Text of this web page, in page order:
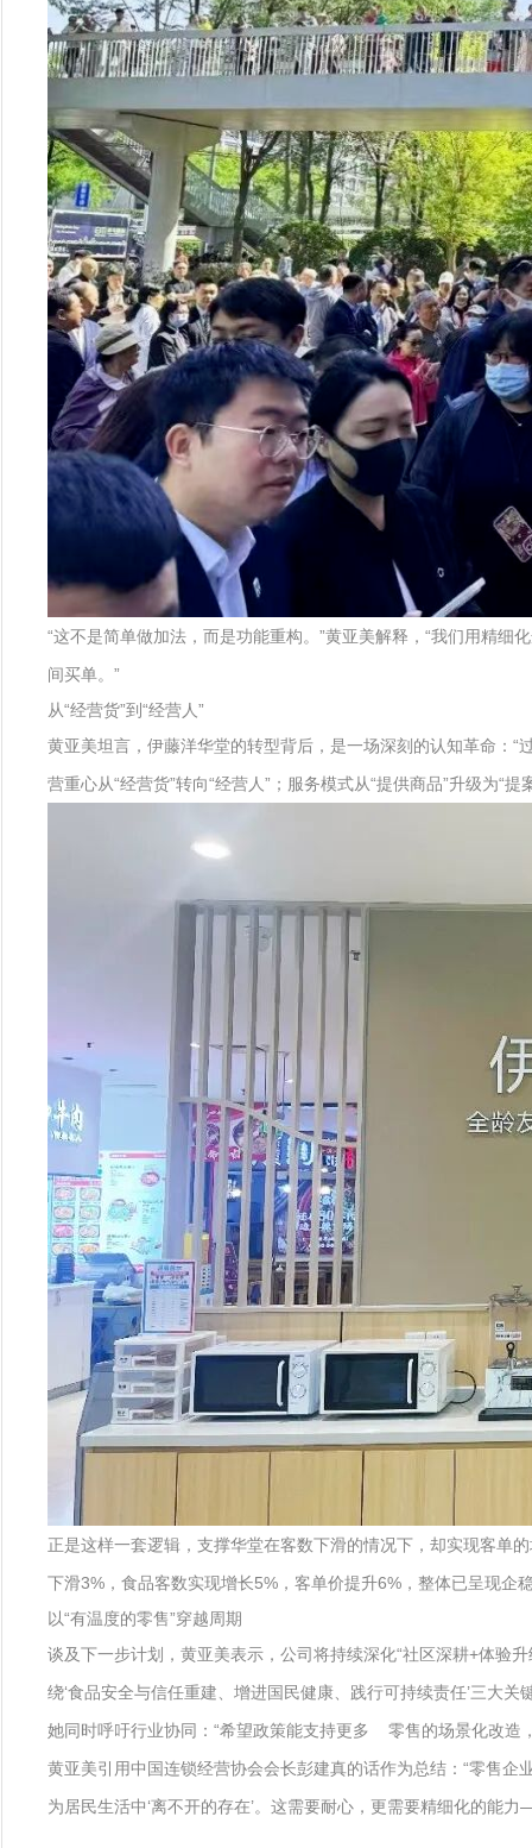
“这不是简单做加法，而是功能重构。”黄亚美解释，“我们用精
间买单。”
从“经营货”到“经营人”
黄亚美坦言，伊藤洋华堂的转型背后，是一场深刻的认知革命：“
营重心从“经营货”转向“经营人”；服务模式从“提供商品”升级为“提
正是这样一套逻辑，支撑华堂在客数下滑的情况下，却实现客单
下滑3%，食品客数实现增长5%，客单价提升6%，整体已呈现企
以“有温度的零售”穿越周期
谈及下一步计划，黄亚美表示，公司将持续深化“社区深耕+体验
绕‘食品安全与信任重建、增进国民健康、践行可持续责任’三大关
她同时呼吁行业协同：“希望政策能支持更多 零售的场景化改造
黄亚美引用中国连锁经营协会会长彭建真的话作为总结：“零售
为居民生活中‘离不开的存在’。这需要耐心，更需要精细化的能